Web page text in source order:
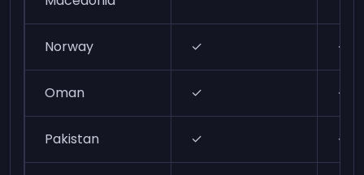
Norway ✓ ✓
Oman ✓ ✓
Pakistan ✓ ✓